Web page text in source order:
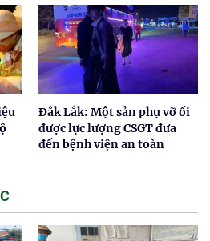
Đắk Lắk: Một sản phụ vỡ ối
được lực lượng CSGT đưa
đến bệnh viện an toàn